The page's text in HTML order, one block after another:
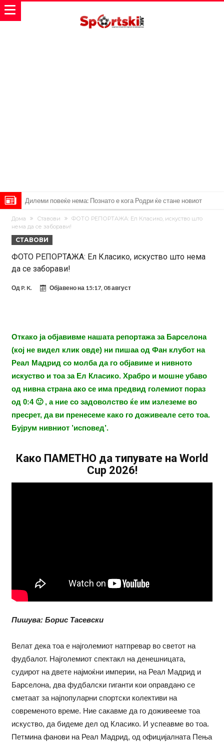
Дилеми повеќе нема: Познато е кога Родри ќе стане новиот
фудбалер на Барселона
Ливерпул и Арсенал влегуваат во „војна“ поради фудбалер
вреден 69 милиони евра!
Кој го убеди Родри да ја избере Барселона?
„Влегувам на стадионот за да го разнесам Меси со четири бомби“
Реал потроши повеќе од 200 милиони евра, но не го затвора
кој е и што е Лука Модриќ
Дома Ставови
ФОТО РЕПОРТАЖА: Ел Класико, искуство што
нема да се заборави!
СТАВОВИ
ФОТО РЕПОРТАЖА: Ел Класико, искуство што нема
да се заборави!
Од P. K. Објавено на 15:17, 08 август
Откако ја објавивме нашата репортажа за Барселона
(кој не видел клик овде) ни пишаа од Фан клубот на
Реал Мадрид со молба да го објавиме и нивното
искуство и тоа за Ел Класико. Храбро и мошне убаво
од нивна страна ако се има предвид големиот пораз
од 0:4 🙂 , а ние со задоволство ќе им излеземе во
пресрет, да ви пренесеме како го доживеале сето тоа.
Бујрум нивниот ’исповед’.
Како ПАМЕТНО да типувате на World
Cup 2026!
Пишува: Борис Тасевски
Велат дека тоа е најголемиот натпревар во светот на
фудбалот. Најголемиот спектакл на денешницата,
судирот на двете најмоќни империи, на Реал Мадрид и
Барселона, два фудбалски гиганти кои оправдано се
сметаат за најпопуларни спортски колективи на
современото време. Ние сакавме да го доживееме тоа
искуство, да бидеме дел од Класико. И успеавме во тоа.
Петмина фанови на Реал Мадрид, од официјалната Пења